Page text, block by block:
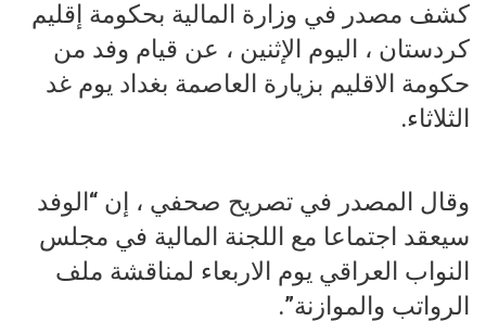
كشف مصدر في وزارة المالية بحكومة إقليم
كردستان ، اليوم الإثنين ، عن قيام وفد من
حكومة الاقليم بزيارة العاصمة بغداد يوم غد
الثلاثاء.
وقال المصدر في تصريح صحفي ، إن “الوفد
سيعقد اجتماعا مع اللجنة المالية في مجلس
النواب العراقي يوم الاربعاء لمناقشة ملف
الرواتب والموازنة”.